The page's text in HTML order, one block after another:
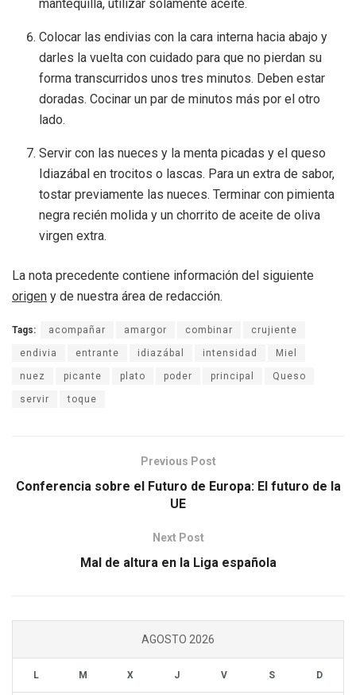
mantequilla, utilizar solamente aceite.
Colocar las endivias con la cara interna hacia abajo y
darles la vuelta con cuidado para que no pierdan su
forma transcurridos unos tres minutos. Deben estar
doradas. Cocinar un par de minutos más por el otro
lado.
Servir con las nueces y la menta picadas y el queso
Idiazábal en trocitos o lascas. Para un extra de sabor,
tostar previamente las nueces. Terminar con pimienta
negra recién molida y un chorrito de aceite de oliva
virgen extra.
La nota precedente contiene información del siguiente
origen y de nuestra área de redacción.
Tags: acompañar amargor combinar crujiente
endivia entrante idiazábal intensidad Miel
nuez picante plato poder principal Queso
servir toque
Previous Post
Conferencia sobre el Futuro de Europa: El futuro de la
UE
Next Post
Mal de altura en la Liga española
AGOSTO 2026
L M X J V S D